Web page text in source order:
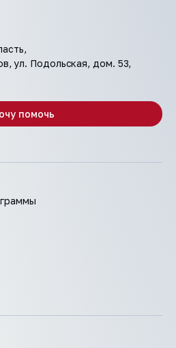
ул. Подольская, дом. 53,
помочь